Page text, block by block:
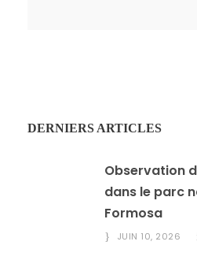
DERNIERS ARTICLES
Observation
dans le parc
Formosa
JUIN 10, 2026